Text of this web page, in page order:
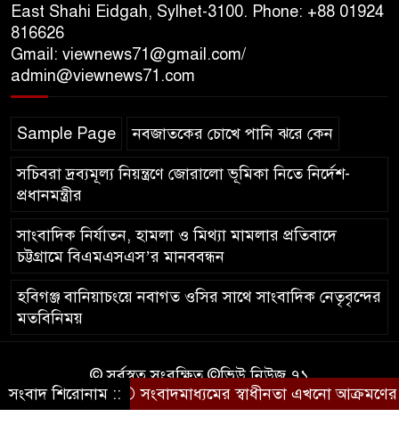
শতাংশই সিলেটি
হাসপাতালে ৩৫১ জন
East Shahi Eidgah, Sylhet-3100. Phone: +88 01924
816626
Gmail: viewnews71@gmail.com/
admin@viewnews71.com
Sample Page নবজাতকের চোখে পানি ঝরে কেন
সচিবরা দ্রব্যমূল্য নিয়ন্ত্রণে জোরালো ভূমিকা নিতে নির্দেশ-
প্রধানমন্ত্রীর
সাংবাদিক নির্যাতন, হামলা ও মিথ্যা মামলার প্রতিবাদে
চট্টগ্রামে বিএমএসএস’র মানববন্ধন
হবিগঞ্জ বানিয়াচংয়ে নবাগত ওসির সাথে সাংবাদিক নেতৃবৃন্দের
মতবিনিময়
© সর্বস্বত্ব সংরক্ষিত ©ভিউ নিউজ ৭১
কারিগরি সহযোগিতায়ঃআইটিপল্লী
সংবাদ শিরোনাম ::সংবাদমাধ্যমের স্বাধীনতা এখনো আক্রমণের